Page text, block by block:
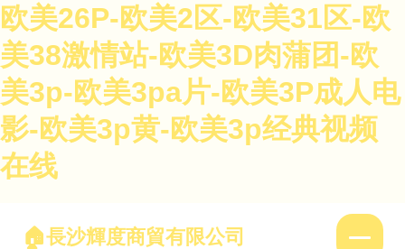
欧美26P-欧美2区-欧美31区-欧
美38激情站-欧美3D肉蒲团-欧
美3p-欧美3pa片-欧美3P成人电
影-欧美3p黄-欧美3p经典视频
在线
長沙輝度商貿有限公司